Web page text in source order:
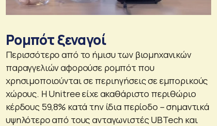
Ρομπότ ξεναγοί
Περισσότερο από το ήμισυ των βιομηχανικών
παραγγελιών αφορούσε ρομπότ που
χρησιμοποιούνται σε περιηγήσεις σε εμπορικούς
χώρους. Η Unitree είχε ακαθάριστο περιθώριο
κέρδους 59,8% κατά την ίδια περίοδο – σημαντικά
υψηλότερο από τους ανταγωνιστές UBTech και